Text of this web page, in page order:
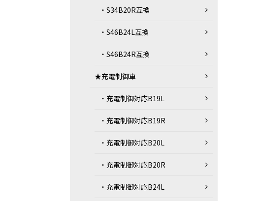
・S34B20R互換
・S46B24L互換
・S46B24R互換
★充電制御車
・充電制御対応B19L
・充電制御対応B19R
・充電制御対応B20L
・充電制御対応B20R
・充電制御対応B24L